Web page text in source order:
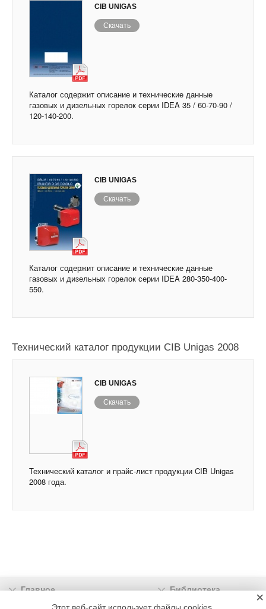
CIB UNIGAS
Скачать
Каталог содержит описание и технические данные
газовых и дизельных горелок серии IDEA 35 / 60-70-90 /
120-140-200.
CIB UNIGAS
Скачать
Каталог содержит описание и технические данные
газовых и дизельных горелок серии IDEA 280-350-400-
550.
Технический каталог продукции CIB Unigas 2008
CIB UNIGAS
Скачать
Технический каталог и прайс-лист продукции CIB Unigas
2008 года.
Главное
Библиотека
Подписка
Реклама
×